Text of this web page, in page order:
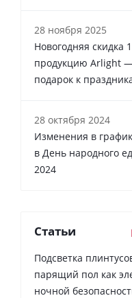
28 ноября 2025
Новогодняя скидка
продукцию Arlight
подарок к
28 октября 2024
Изменения в
в День народного
2024
Статьи
Подсветка
парящий пол как
ночной